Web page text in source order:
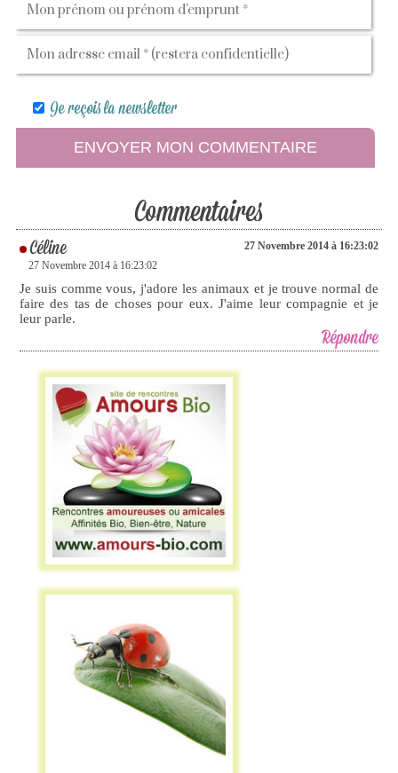
Je reçois la newsletter
Commentaires
Céline
27 Novembre 2014 à 16:23:02
27 Novembre 2014 à 16:23:02
Je suis comme vous, j'adore les animaux et je trouve normal de
faire des tas de choses pour eux. J'aime leur compagnie et je
leur parle.
Répondre